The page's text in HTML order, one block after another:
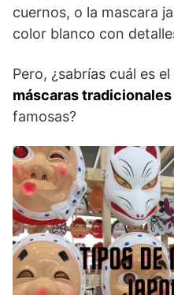
cuernos, o la mascara
color blanco con
Pero, ¿sabrías cuál es el
máscaras
famosas?